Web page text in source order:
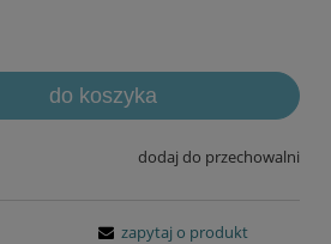
do koszyka
dodaj do przechowalni
zapytaj o produkt